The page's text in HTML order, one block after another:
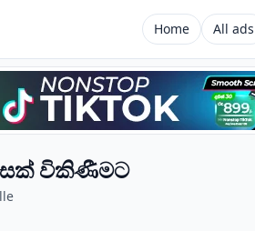
Home All ads
විකිණීමට